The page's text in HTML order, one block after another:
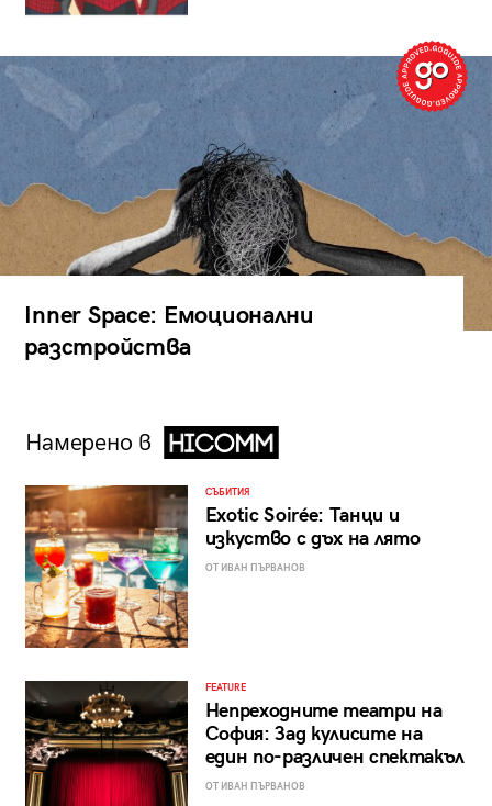
Inner Space: Емоционални
разстройства
Намерено в
СЪБИТИЯ
Exotic Soirée: Танци и
изкуство с дъх на лято
ОТ ИВАН ПЪРВАНОВ
FEATURE
Непреходните театри на
София: Зад кулисите на
един по-различен спектакъл
ОТ ИВАН ПЪРВАНОВ